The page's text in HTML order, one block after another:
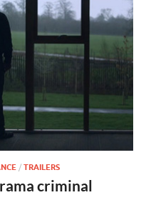
/ TRAILERS
criminal